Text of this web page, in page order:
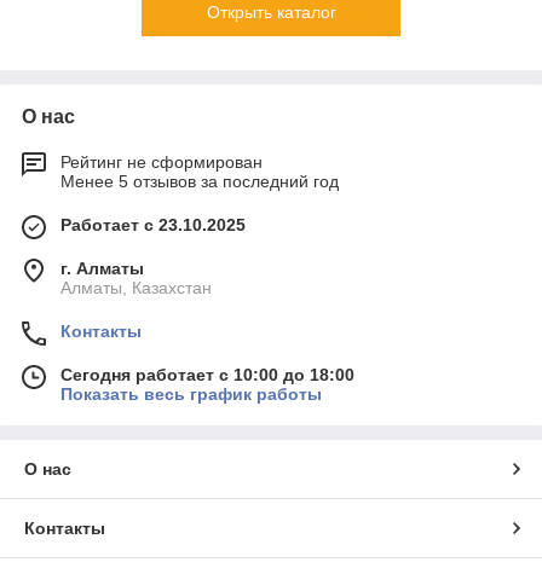
Открыть каталог
О нас
Рейтинг не сформирован
Менее 5 отзывов за последний год
Работает с 23.10.2025
г. Алматы
Алматы, Казахстан
Контакты
Сегодня работает с 10:00 до 18:00
Показать весь график работы
О нас
Контакты